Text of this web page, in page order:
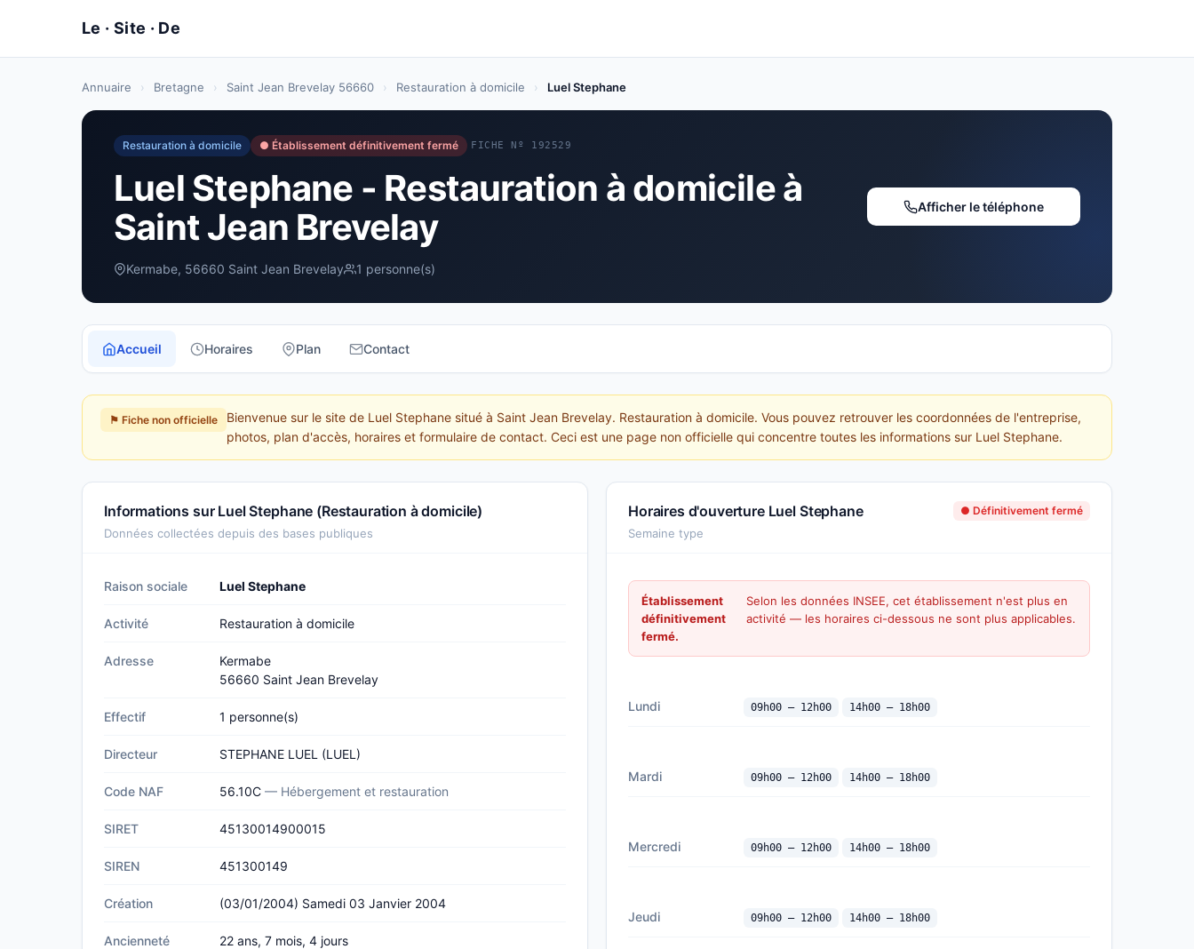
Annuaire › Bretagne › Saint Jean Brevelay 56660 › Restauration à domicile › Luel Stephane
Restauration à domicile ● Établissement définitivement fermé FICHE Nº 192529
Luel Stephane - Restauration à domicile à
Saint Jean Brevelay
Kermabe, 56660 Saint Jean Brevelay 1 personne(s)
Afficher le téléphone
Accueil Horaires Plan Contact
⚑ Fiche non officielle
Bienvenue sur le site de Luel Stephane situé à Saint Jean Brevelay. Restauration à domicile. Vous pouvez retrouver les coordonnées de l'entreprise,
photos, plan d'accès, horaires et formulaire de contact. Ceci est une page non officielle qui concentre toutes les informations sur Luel Stephane.
Informations sur Luel Stephane (Restauration à domicile)
Données collectées depuis des bases publiques
Raison sociale Luel Stephane
Activité Restauration à domicile
Adresse
Kermabe
56660 Saint Jean Brevelay
Effectif 1 personne(s)
Directeur STEPHANE LUEL (LUEL)
Code NAF 56.10C — Hébergement et restauration
SIRET 45130014900015
SIREN 451300149
Création (03/01/2004) Samedi 03 Janvier 2004
Ancienneté 22 ans, 7 mois, 4 jours
Horaires d'ouverture Luel Stephane ● Définitivement fermé
Semaine type
Établissement
définitivement
fermé.
Selon les données INSEE, cet établissement n'est plus en
activité — les horaires ci-dessous ne sont plus applicables.
Lundi 09h00 — 12h00 14h00 — 18h00
Mardi 09h00 — 12h00 14h00 — 18h00
Mercredi 09h00 — 12h00 14h00 — 18h00
Jeudi 09h00 — 12h00 14h00 — 18h00